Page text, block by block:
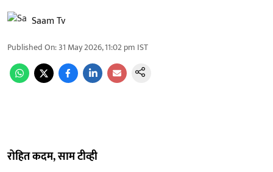
Saam Tv
Published On:31 May 2026, 11:02 pm IST
रोहित कदम, साम टीव्ही